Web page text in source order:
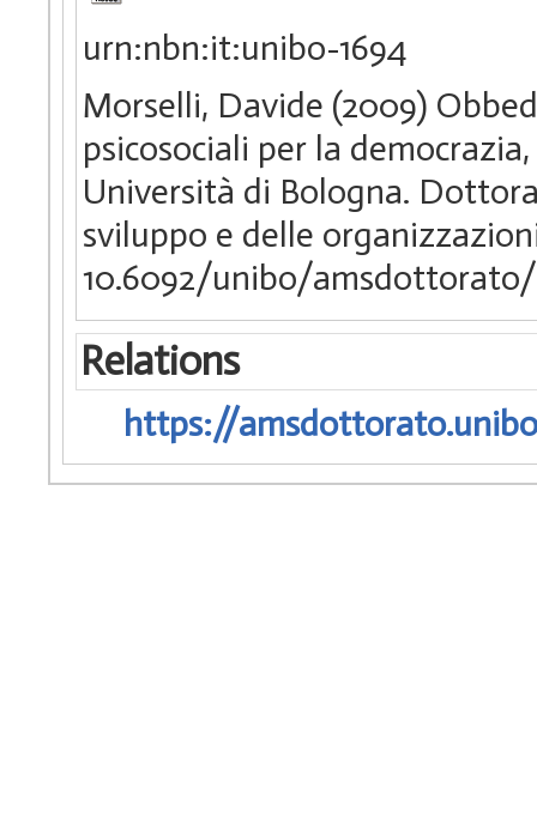
urn:nbn:it:unibo-1694
Morselli, Davide (2009)
psicosociali per la
Università di Bologna.
sviluppo e delle
10.6092/unibo/amsdottorato/
Relations
https://